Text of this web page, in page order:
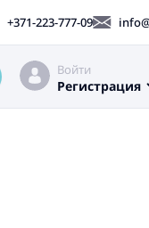
+371-223-777-09
Войти
Регистрация